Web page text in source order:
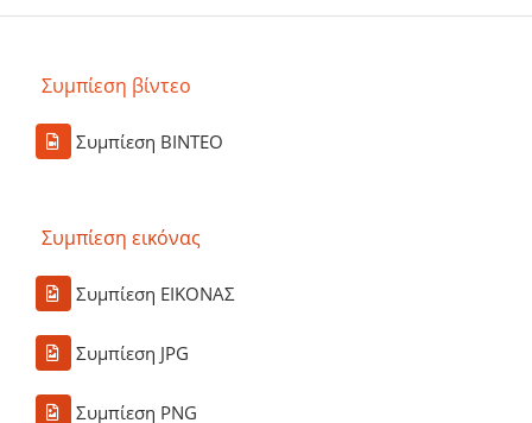
Συμπίεση βίντεο
Συμπίεση ΒΙΝΤΕΟ
Συμπίεση εικόνας
Συμπίεση ΕΙΚΟΝΑΣ
Συμπίεση JPG
Συμπίεση PNG